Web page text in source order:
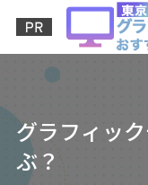
グラフィッ
ぶ？